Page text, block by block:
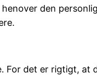
den
For det er rigtigt,